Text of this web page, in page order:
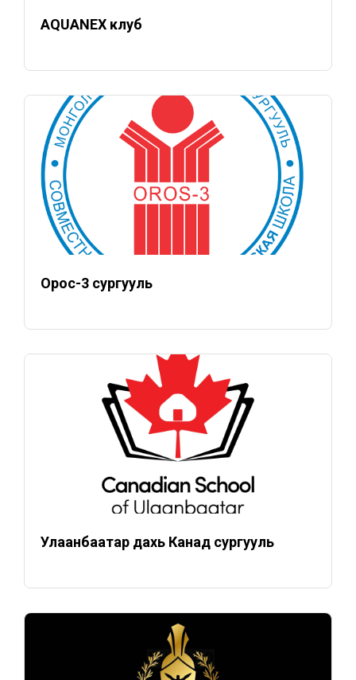
AQUANEX клуб
Орос-3 сургууль
Улаанбаатар дахь Канад сургууль